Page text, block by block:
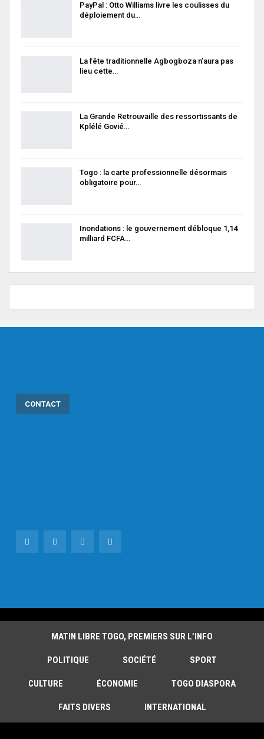
PayPal : Otto Williams livre les coulisses du
déploiement du…
La fête traditionnelle Agbogboza n’aura pas
lieu cette…
La Grande Retrouvaille des ressortissants de
Kplélé Govié…
Togo : la carte professionnelle désormais
obligatoire pour…
Inondations : le gouvernement débloque 1,14
milliard FCFA…
CONTACT
MATIN LIBRE TOGO, PREMIERS SUR L’INFO
POLITIQUE SOCIÉTÉ SPORT
CULTURE ÉCONOMIE TOGO DIASPORA
FAITS DIVERS INTERNATIONAL